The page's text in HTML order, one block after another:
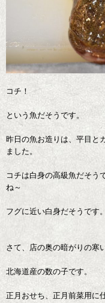
コチ！
という魚だそうです。
昨日の魚お造りは、平目と
ました。
コチは白身の高級魚だそう
ね～
フグに近い白身だそうです。
さて、店の奥の暗がりの寒
北海道産の数の子です。
正月おせち、正月前菜用に